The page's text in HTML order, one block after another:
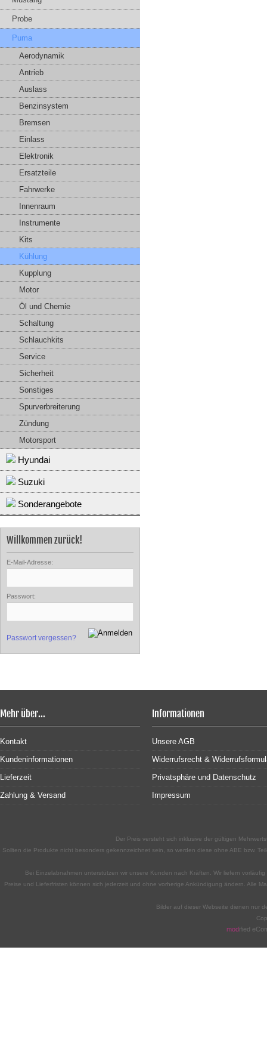
Probe
Puma
Aerodynamik
Antrieb
Auslass
Benzinsystem
Bremsen
Einlass
Elektronik
Ersatzteile
Fahrwerke
Innenraum
Instrumente
Kits
Kühlung
Kupplung
Motor
Öl und Chemie
Schaltung
Schlauchkits
Service
Sicherheit
Sonstiges
Spurverbreiterung
Zündung
Motorsport
Hyundai
Suzuki
Sonderangebote
Willkommen zurück!
E-Mail-Adresse:
Passwort:
Passwort vergessen?
Mehr über...
Kontakt
Kundeninformationen
Lieferzeit
Zahlung & Versand
Informationen
Unsere AGB
Widerrufsrecht &
Privatsphäre und Datenschutz
Impressum
Der Preis versteht sich inklusive der gültigen
Sollten die Produkte nicht besonders gekennzeichnet sein, so werden diese ohne ABE bzw.
Bei Einzelabnahmen unterstützen wir unsere Kunden nach Kräften. Wir liefern
Preise und Lieferfristen können sich jederzeit und ohne vorherige Ankündigung ändern. Alle
Bilder auf dieser Webseite dienen nur
modified